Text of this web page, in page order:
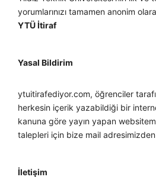
yorumlarınızı tamamen anonim
YTÜ İtiraf
Yasal Bildirim
ytuitirafediyor.com, öğrenciler
herkesin içerik yazabildiği bir
kanuna göre yayın yapan
talepleri için bize mail
İletişim